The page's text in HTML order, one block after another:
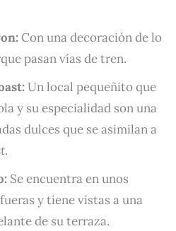
Con una decoración de lo
pasan vías de tren.
Un local pequeñito que
y su especialidad son una
dulces que se asimilan a
.
Se encuentra en unos
y tiene vistas a una
de su terraza.